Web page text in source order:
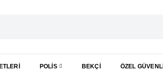
POLIS BEKÇI ÖZEL